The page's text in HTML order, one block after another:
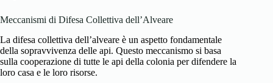
Meccanismi di Difesa Collettiva dell’Alveare
La difesa collettiva dell’alveare è un aspetto fondamentale
della sopravvivenza delle api. Questo meccanismo si basa
sulla cooperazione di tutte le api della colonia per difendere la
loro casa e le loro risorse.